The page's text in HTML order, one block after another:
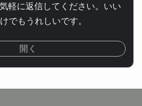
軽に返信してください。いい
でもうれしいです。
開く